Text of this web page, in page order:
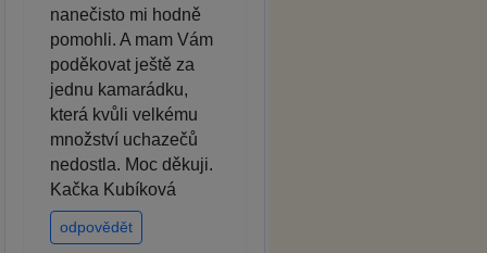
nanečisto mi hodně
pomohli. A mam Vám
poděkovat ještě za
jednu kamarádku,
která kvůli velkému
množství uchazečů
nedostla. Moc děkuji.
Kačka Kubíková
odpovědět